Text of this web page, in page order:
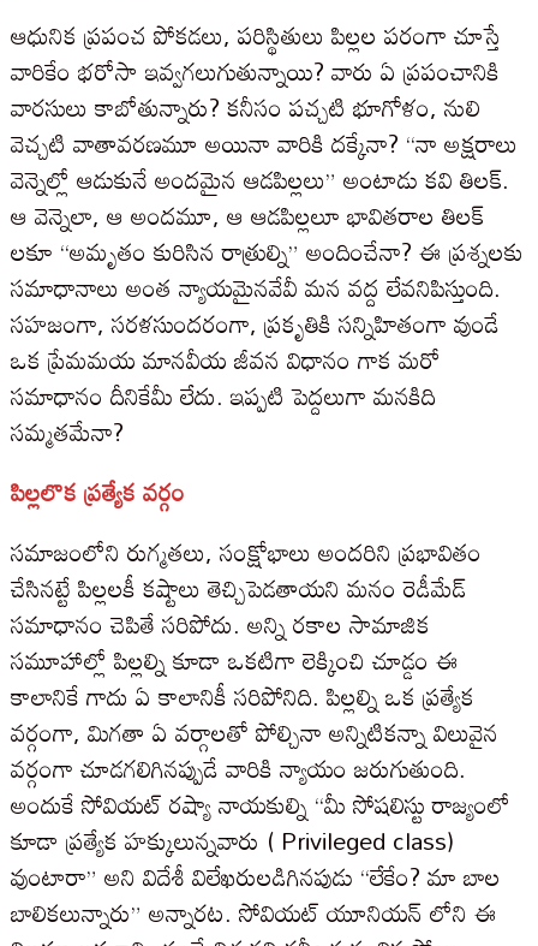
ఆధునిక ప్రపంచ పోకడలు, పరిస్థితులు పిల్లల పరంగా చూస్తే
వారికేం భరోసా ఇవ్వగలుగుతున్నాయి? వారు ఏ ప్రపంచానికి
వారసులు కాబోతున్నారు? కనీసం పచ్చటి భూగోళం, నులి
వెచ్చటి వాతావరణమూ అయినా వారికి దక్కేనా? “నా అక్షరాలు
వెన్నెల్లో ఆడుకునే అందమైన ఆడపిల్లలు” అంటాడు కవి తిలక్.
ఆ వెన్నెలా, ఆ అందమూ, ఆ ఆడపిల్లలూ భావితరాల తిలక్
లకూ “అమృతం కురిసిన రాత్రుల్ని” అందించేనా? ఈ ప్రశ్నలకు
సమాధానాలు అంత న్యాయమైనవేవీ మన వద్ద లేవనిపిస్తుంది.
సహజంగా, సరళసుందరంగా, ప్రకృతికి సన్నిహితంగా వుండే
ఒక ప్రేమమయ మానవీయ జీవన విధానం గాక మరో
సమాధానం దీనికేమీ లేదు. ఇప్పటి పెద్దలుగా మనకిది
సమ్మతమేనా?
పిల్లలొక ప్రత్యేక వర్గం
సమాజంలోని రుగ్మతలు, సంక్షోభాలు అందరిని ప్రభావితం
చేసినట్టే పిల్లలకీ కష్టాలు తెచ్చిపెడతాయని మనం రెడీమేడ్
సమాధానం చెపితే సరిపోదు. అన్ని రకాల సామాజిక
సమూహాల్లో పిల్లల్ని కూడా ఒకటిగా లెక్కించి చూడ్డం ఈ
కాలానికే గాదు ఏ కాలానికీ సరిపోనిది. పిల్లల్ని ఒక ప్రత్యేక
వర్గంగా, మిగతా ఏ వర్గాలతో పోల్చినా అన్నిటికన్నా విలువైన
వర్గంగా చూడగలిగినప్పుడే వారికి న్యాయం జరుగుతుంది.
అందుకే సోవియట్ రష్యా నాయకుల్ని “మీ సోషలిస్టు రాజ్యంలో
కూడా ప్రత్యేక హక్కులున్నవారు ( Privileged class)
వుంటారా” అని విదేశీ విలేఖరులడిగినపుడు “లేకేం? మా బాల
బాలికలున్నారు” అన్నారట. సోవియట్ యూనియన్ లోని ఈ